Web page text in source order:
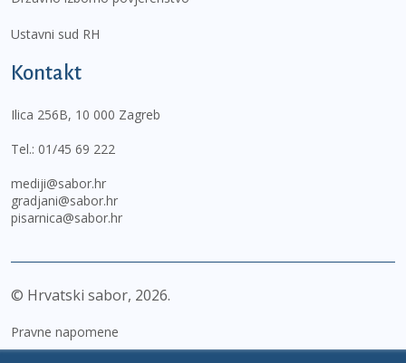
Ustavni sud RH
Kontakt
Ilica 256B, 10 000 Zagreb
Tel.: 01/45 69 222
mediji@sabor.hr
gradjani@sabor.hr
pisarnica@sabor.hr
© Hrvatski sabor, 2026
Pravne napomene